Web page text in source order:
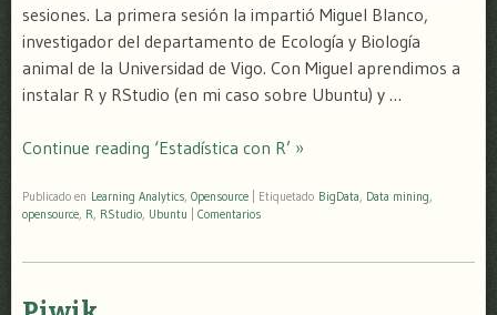
sesiones. La primera sesión la impartió Miguel Blanco,
investigador del departamento de Ecología y Biología
animal de la Universidad de Vigo. Con Miguel aprendimos a
instalar R y RStudio (en mi caso sobre Ubuntu) y …
Continue reading ‘Estadística con R’ »
Publicado en Learning Analytics Opensource Etiquetado BigData Data mining
opensource R RStudio Ubuntu Comentarios